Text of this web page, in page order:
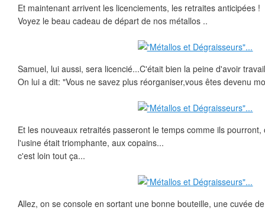
Et maintenant arrivent les licenciements, les retraites anticipées !
Voyez le beau cadeau de départ de nos métallos ..
Samuel, lui aussi, sera licencié...C'était bien la peine d'avoir
On lui a dit: "Vous ne savez plus réorganiser,vous êtes devenu
Et les nouveaux retraités passeront le temps comme ils
l'usine était triomphante, aux copains...
c'est loin tout ça...
Allez, on se console en sortant une bonne bouteille, une cuvée